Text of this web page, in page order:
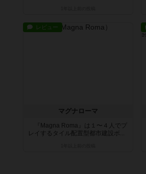
レビュー
マグナローマ
『Magna Roma』は１〜４人でプ
レイするタイル配置型都市建設ボ...